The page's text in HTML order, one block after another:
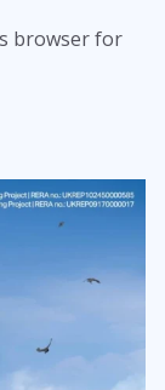
browser for